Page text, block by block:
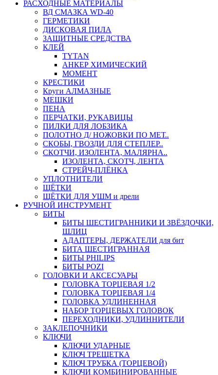
РАСХОДНЫЕ МАТЕРИАЛЫ
ВД СМАЗКА WD-40
ГЕРМЕТИКИ
ДИСКОВАЯ ПИЛА
ЗАЩИТНЫЕ СРЕДСТВА
КЛЕЙ
TYTAN
АНКЕР ХИМИЧЕСКИЙ
МОМЕНТ
КРЕСТИКИ
Круги АЛМАЗНЫЕ
МЕШКИ
ПЕНА
ПЕРЧАТКИ, РУКАВИЦЫ
ПИЛКИ ДЛЯ ЛОБЗИКА
ПОЛОТНО Д/ НОЖОВКИ ПО МЕТ..
СКОБЫ, ГВОЗДИ ДЛЯ СТЕПЛЕР..
СКОТЧИ, ИЗОЛЕНТА, МАЛЯРНА..
ИЗОЛЕНТА, СКОТЧ, ЛЕНТА
СТРЕЙЧ-ПЛЁНКА
УПЛОТНИТЕЛИ
ЩЁТКИ
ЩЁТКИ ДЛЯ УШМ и дрели
РУЧНОЙ ИНСТРУМЕНТ
БИТЫ
БИТЫ ШЕСТИГРАННИКИ И ЗВЁЗДОЧКИ,
ШЛИЦ
АДАПТЕРЫ, ДЕРЖАТЕЛИ для бит
БИТА ШЕСТИГРАННАЯ
БИТЫ PHILIPS
БИТЫ POZI
ГОЛОВКИ И АКСЕСУАРЫ
ГОЛОВКА ТОРЦЕВАЯ 1/2
ГОЛОВКА ТОРЦЕВАЯ 1/4
ГОЛОВКА УДЛИНЕННАЯ
НАБОР ТОРЦЕВЫХ ГОЛОВОК
ПЕРЕХОДНИКИ, УДЛИННИТЕЛИ
ЗАКЛЕПОЧНИКИ
КЛЮЧИ
КЛЮЧИ УДАРНЫЕ
КЛЮЧ ТРЕЩЕТКА
КЛЮЧ ТРУБКА (ТОРЦЕВОЙ)
КЛЮЧИ КОМБИНИРОВАННЫЕ